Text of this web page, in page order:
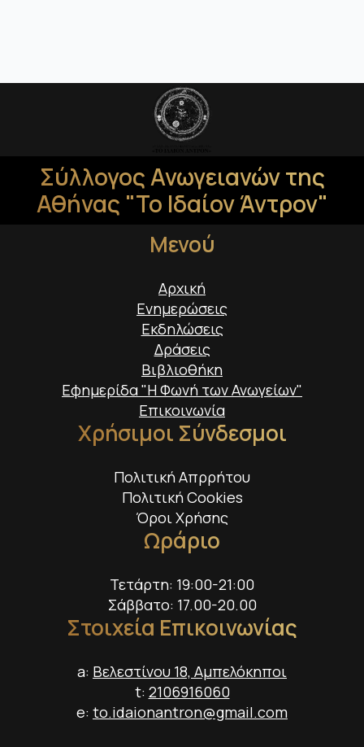
Σύλλογος Ανωγειανών της
Αθήνας "Το Ιδαίον Άντρον"
Μενού
Αρχική
Ενημερώσεις
Εκδηλώσεις
Δράσεις
Βιβλιοθήκη
Εφημερίδα "Η Φωνή των Ανωγείων"
Επικοινωνία
Χρήσιμοι Σύνδεσμοι
Πολιτική Απρρήτου
Πολιτική Cookies
Όροι Χρήσης
Ωράριο
Τετάρτη: 19:00-21:00
Σάββατο: 17.00-20.00
Στοιχεία Επικοινωνίας
a: Βελεστίνου 18, Αμπελόκηποι
t: 2106916060
e: to.idaionantron@gmail.com